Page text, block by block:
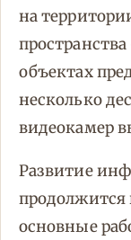
на
объектах
несколько
видеокамер
Развитие
продолжится
основные